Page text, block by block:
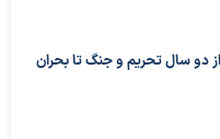
دو سال تحریم و جنگ تا بحران